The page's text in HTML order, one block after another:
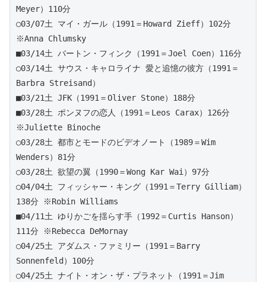
Meyer）110分
○03/07土 マイ・ガール（1991＝Howard Zieff）102分
※Anna Chlumsky
■03/14土 バートン・フィンク（1991＝Joel Coen）116分
○03/14土 サウス・キャロライナ 愛と追憶の彼方（1991＝
Barbra Streisand）
■03/21土 JFK（1991＝Oliver Stone）188分
■03/28土 ポンヌフの恋人（1991＝Leos Carax）126分
※Juliette Binoche
○03/28土 都市とモードのビデオノート（1989＝Wim
Wenders）81分
○03/28土 欲望の翼（1990＝Wong Kar Wai）97分
○04/04土 フィッシャー・キング（1991＝Terry Gilliam）
138分 ※Robin Williams
■04/11土 ゆりかごを揺らす手（1992＝Curtis Hanson）
111分 ※Rebecca DeMornay
○04/25土 アダムス・ファミリー（1991＝Barry
Sonnenfeld）100分
○04/25土 ナイト・オン・ザ・プラネット（1991＝Jim